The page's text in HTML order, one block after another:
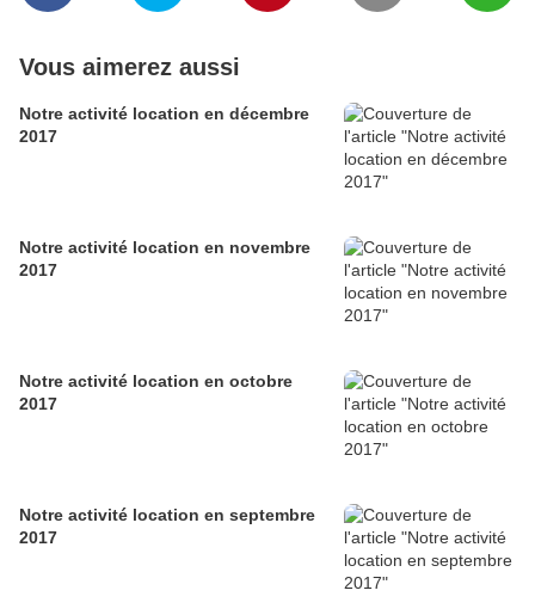
Vous aimerez aussi
Notre activité location en décembre
2017
Notre activité location en novembre
2017
Notre activité location en octobre
2017
Notre activité location en septembre
2017